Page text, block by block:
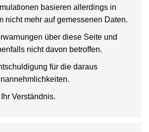
basieren allerdings in
nicht mehr auf gemessenen Daten.
über diese Seite und
nicht davon betroffen.
für die daraus
Verständnis.